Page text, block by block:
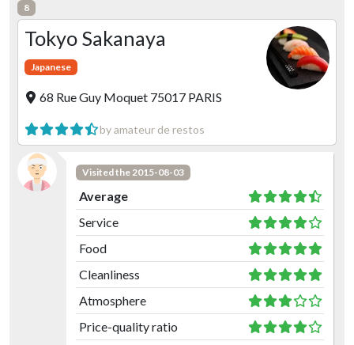
8
Tokyo Sakanaya
Japanese
68 Rue Guy Moquet 75017 PARIS
by amateur de restos
Visited the 2015-08-03
Average
Service
Food
Cleanliness
Atmosphere
Price-quality ratio